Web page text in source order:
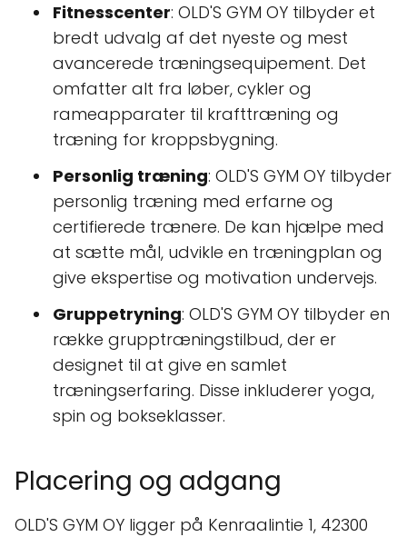
Fitnesscenter: OLD'S GYM OY tilbyder et
bredt udvalg af det nyeste og mest
avancerede træningsequipement. Det
omfatter alt fra løber, cykler og
rameapparater til krafttræning og
træning for kroppsbygning.
Personlig træning: OLD'S GYM OY tilbyder
personlig træning med erfarne og
certifierede trænere. De kan hjælpe med
at sætte mål, udvikle en træningplan og
give ekspertise og motivation undervejs.
Gruppetryning: OLD'S GYM OY tilbyder en
række grupptræningstilbud, der er
designet til at give en samlet
træningserfaring. Disse inkluderer yoga,
spin og bokseklasser.
Placering og adgang
OLD'S GYM OY ligger på Kenraalintie 1, 42300